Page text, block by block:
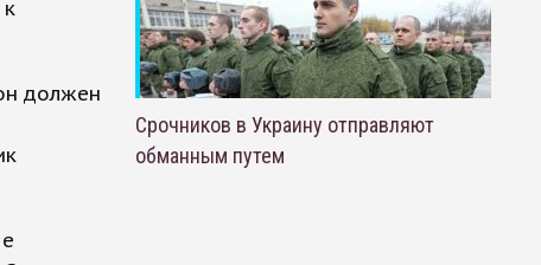
должен
Срочников в Украину отправляют
обманным путем